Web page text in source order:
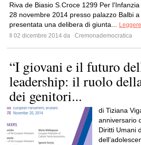
Riva de Biasio S.Croce 1299 Per
28 novembre 2014 presso palazzo Balbi
presentata una delibera di giunta...
Il 02 dicembre 2014 da
Cremonademocratica
“I giovani e il futuro
leadership: il ruolo
dei genitori...
di Tiziana
anniversario
Diritti Umani